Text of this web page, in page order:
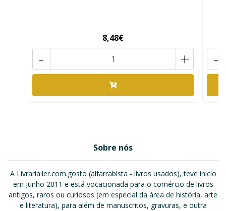
8,48€
+
- -
Sobre nós
A Livraria.ler.com.gosto (alfarrabista - livros usados), teve início
em Junho 2011 e está vocacionada para o comércio de livros
antigos, raros ou curiosos (em especial da área de história, arte
e literatura), para além de manuscritos, gravuras, e outra